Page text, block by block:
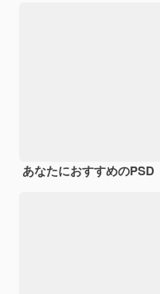
あなたにおすすめのPSD